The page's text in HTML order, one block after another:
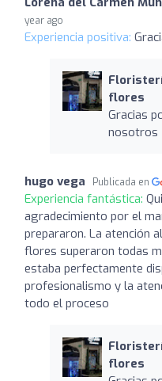
year ago
Experiencia positiva:
flores
Gracias
nosotros
hugo vega Publicada en
Experiencia fantástica:
agradecimiento por el
prepararon. La atención
flores superaron todas
estaba perfectamente
profesionalismo y la
todo el proceso
flores